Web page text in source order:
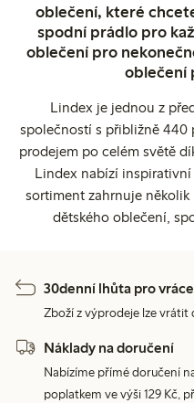
oblečení, které
spodní prádlo pro
oblečení pro
oblečení
Lindex je jednou z
společností s přibližně 440
prodejem po celém světě
Lindex nabízí
sortiment zahrnuje
dětského oblečení,
30denní lhůta pro
Zboží z výprodeje lze vrátit
Náklady na doručení
Nabízíme přímé doručení
poplatkem ve výši 129 Kč,